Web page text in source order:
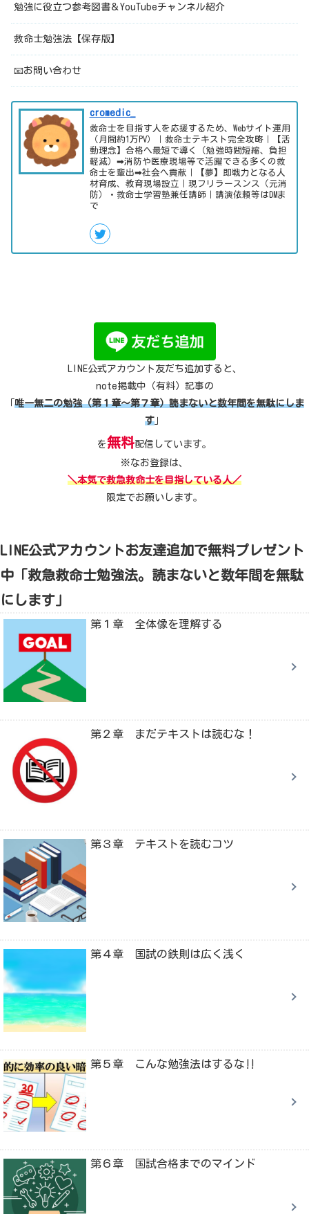
勉強に役立つ参考図書＆YouTubeチャンネル紹介
救命士勉強法【保存版】
📧お問い合わせ
cromedic_
救命士を目指す人を応援するため、Webサイト運用
（月間約1万PV）｜救命士テキスト完全攻略｜【活
動理念】合格へ最短で導く（勉強時間短縮、負担
軽減）➡消防や医療現場等で活躍できる多くの救
命士を輩出➡社会へ貢献｜【夢】即戦力となる人
材育成、教育現場設立｜現フリラースンス（元消
防）・救命士学習塾兼任講師｜講演依頼等はDMま
で
LINE公式アカウント友だち追加すると、
note掲載中（有料）記事の
唯一無二の勉強（第１章～第７章）読まないと数年間を無駄にしま
す
を無料配信しています。
※なお登録は、
＼本気で救急救命士を目指している人／
限定でお願いします。
LINE公式アカウントお友達追加で無料プレゼント
中「救急救命士勉強法。読まないと数年間を無駄
にします」
第１章 全体像を理解する
第２章 まだテキストは読むな！
第３章 テキストを読むコツ
第４章 国試の鉄則は広く浅く
第５章 こんな勉強法はするな‼
第６章 国試合格までのマインド